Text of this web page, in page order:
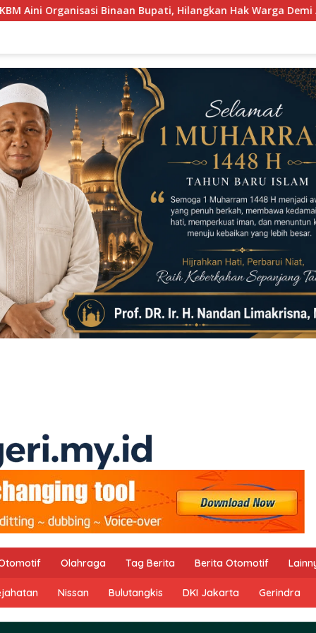
Hak Warga Demi Amankan Investasi PT. NPR
Olahraga Tag Berita Berita Otomotif
Nissan Bulutangkis DKI Jakarta Gerindra